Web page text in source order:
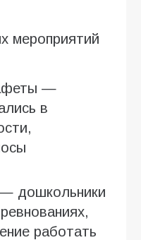
мероприятий
—
в
дошкольники
работать